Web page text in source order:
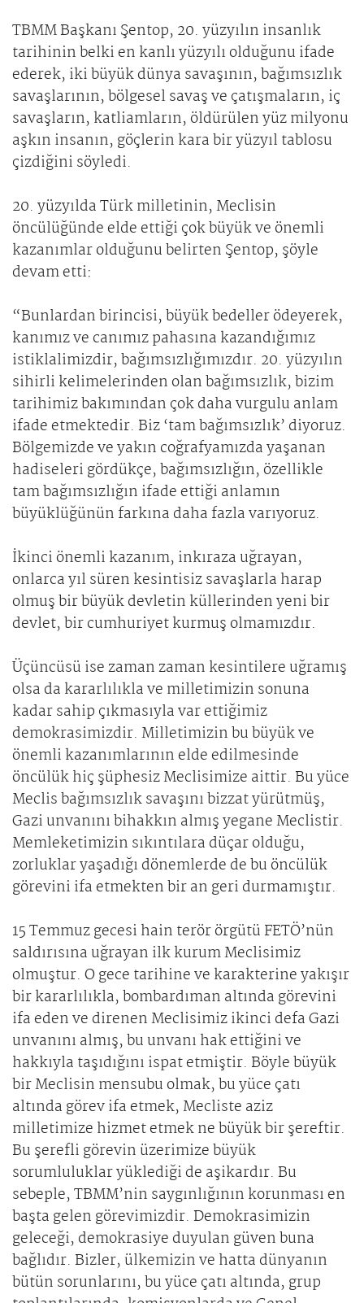
TBMM Başkanı Şentop, 20. yüzyılın insanlık
tarihinin belki en kanlı yüzyılı olduğunu ifade
ederek, iki büyük dünya savaşının, bağımsızlık
savaşlarının, bölgesel savaş ve çatışmaların, iç
savaşların, katliamların, öldürülen yüz milyonu
aşkın insanın, göçlerin kara bir yüzyıl tablosu
çizdiğini söyledi.
20. yüzyılda Türk milletinin, Meclisin
öncülüğünde elde ettiği çok büyük ve önemli
kazanımlar olduğunu belirten Şentop, şöyle
devam etti:
“Bunlardan birincisi, büyük bedeller ödeyerek,
kanımız ve canımız pahasına kazandığımız
istiklalimizdir, bağımsızlığımızdır. 20. yüzyılın
sihirli kelimelerinden olan bağımsızlık, bizim
tarihimiz bakımından çok daha vurgulu anlam
ifade etmektedir. Biz ‘tam bağımsızlık’ diyoruz.
Bölgemizde ve yakın coğrafyamızda yaşanan
hadiseleri gördükçe, bağımsızlığın, özellikle
tam bağımsızlığın ifade ettiği anlamın
büyüklüğünün farkına daha fazla varıyoruz.
İkinci önemli kazanım, inkıraza uğrayan,
onlarca yıl süren kesintisiz savaşlarla harap
olmuş bir büyük devletin küllerinden yeni bir
devlet, bir cumhuriyet kurmuş olmamızdır.
Üçüncüsü ise zaman zaman kesintilere uğramış
olsa da kararlılıkla ve milletimizin sonuna
kadar sahip çıkmasıyla var ettiğimiz
demokrasimizdir. Milletimizin bu büyük ve
önemli kazanımlarının elde edilmesinde
öncülük hiç şüphesiz Meclisimize aittir. Bu yüce
Meclis bağımsızlık savaşını bizzat yürütmüş,
Gazi unvanını bihakkın almış yegane Meclistir.
Memleketimizin sıkıntılara düçar olduğu,
zorluklar yaşadığı dönemlerde de bu öncülük
görevini ifa etmekten bir an geri durmamıştır.
15 Temmuz gecesi hain terör örgütü FETÖ’nün
saldırısına uğrayan ilk kurum Meclisimiz
olmuştur. O gece tarihine ve karakterine yakışır
bir kararlılıkla, bombardıman altında görevini
ifa eden ve direnen Meclisimiz ikinci defa Gazi
unvanını almış, bu unvanı hak ettiğini ve
hakkıyla taşıdığını ispat etmiştir. Böyle büyük
bir Meclisin mensubu olmak, bu yüce çatı
altında görev ifa etmek, Mecliste aziz
milletimize hizmet etmek ne büyük bir şereftir.
Bu şerefli görevin üzerimize büyük
sorumluluklar yüklediği de aşikardır. Bu
sebeple, TBMM’nin saygınlığının korunması en
başta gelen görevimizdir. Demokrasimizin
geleceği, demokrasiye duyulan güven buna
bağlıdır. Bizler, ülkemizin ve hatta dünyanın
bütün sorunlarını, bu yüce çatı altında, grup